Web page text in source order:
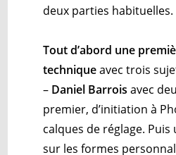
deux parties habituelles.
Tout d’abord une
techniqueavec trois
– Daniel Barroisavec
premier, d’initiation à
calques de réglage.
sur les formes